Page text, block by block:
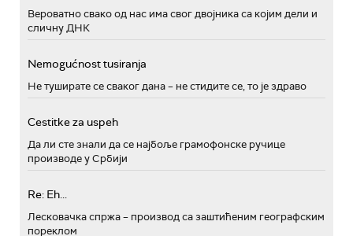
Вероватно свако од нас има свог двојника са којим дели и
сличну ДНК
Nemogućnost tusiranja
Не туширате се сваког дана – не стидите се, то је здраво
Cestitke za uspeh
Да ли сте знали да се најбоље грамофонске ручице
производе у Србији
Re: Eh...
Лесковачка спржа – производ са заштићеним географским
пореклом